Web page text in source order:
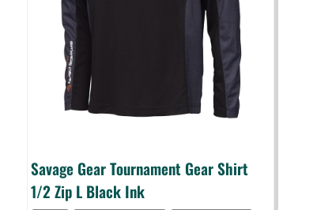
Savage Gear Tournament Gear Shirt
1/2 Zip L Black Ink